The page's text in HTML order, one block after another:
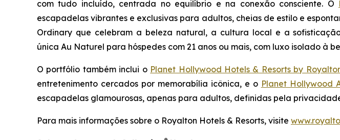
com tudo incluído, centrada no equilíbrio e na conexão consciente. O
escapadelas vibrantes e exclusivas para adultos, cheias de estilo e
Ordinary que celebram a beleza natural, a cultura local e a
única Au Naturel para hóspedes com 21 anos ou mais, com luxo isolado à
O portfólio também inclui o Planet Hollywood Hotels & Resorts by
entretenimento cercados por memorabília icônica, e o Planet Hollywood
escapadelas glamourosas, apenas para adultos, definidas pela
Para mais informações sobre o Royalton Hotels & Resorts, visite